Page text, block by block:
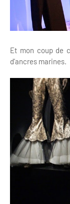
Et mon coup de
d'ancres marines.